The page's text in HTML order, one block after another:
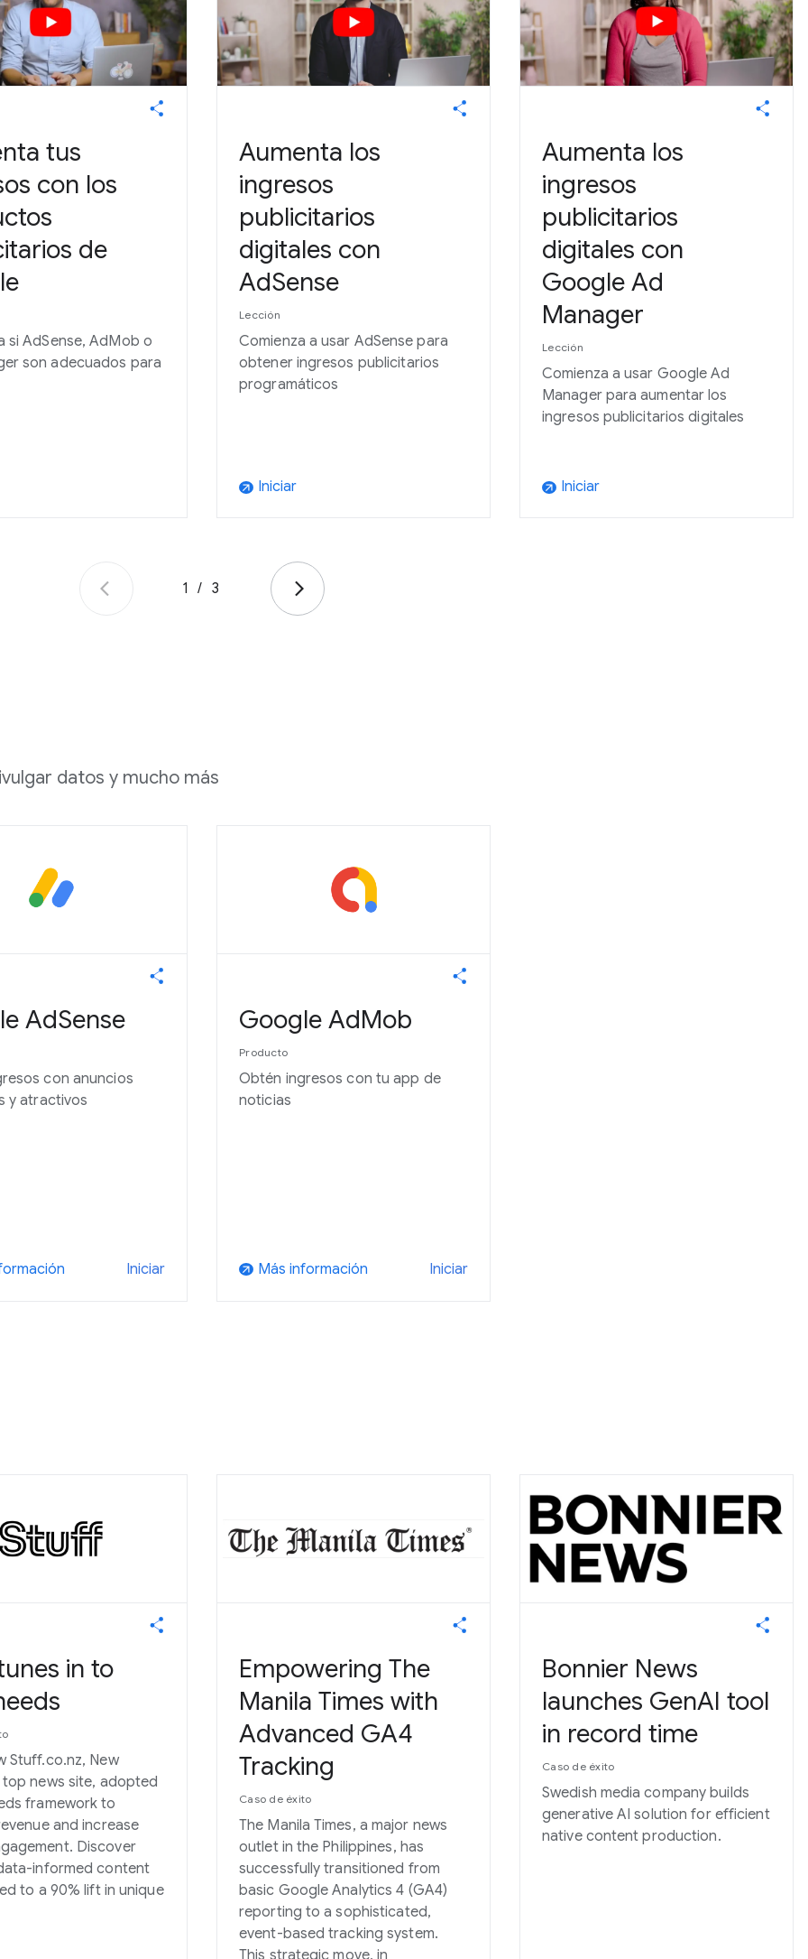
tus
con los
de
si AdSense, AdMob o
son adecuados para
Aumenta los
ingresos
publicitarios
digitales con
AdSense
Lección
Comienza a usar AdSense para
obtener ingresos publicitarios
programáticos
arrow_outward Iniciar
Aumenta los
ingresos
publicitarios
digitales con
Google Ad
Manager
Lección
Comienza a usar Google Ad
Manager para aumentar los
ingresos publicitarios digitales
arrow_outward Iniciar
1 / 3
datos y mucho más
AdSense
con anuncios
y atractivos
Iniciar
Google AdMob
Producto
Obtén ingresos con tu app de
noticias
arrow_outward Más información Iniciar
in to
Stuff.co.nz, New
top news site, adopted
framework to
and increase
Discover
informed content
to a 90% lift in unique
Empowering The
Manila Times with
Advanced GA4
Tracking
Caso de éxito
The Manila Times, a major news
outlet in the Philippines, has
successfully transitioned from
basic Google Analytics 4 (GA4)
reporting to a sophisticated,
event-based tracking system.
This strategic move, in
Bonnier News
launches GenAI tool
in record time
Caso de éxito
Swedish media company builds
generative AI solution for efficient
native content production.